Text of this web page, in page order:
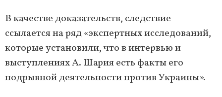
В качестве доказательств, следствие
ссылается на ряд «экспертных исследований,
которые установили, что в интервью и
выступлениях А. Шария есть факты его
подрывной деятельности против Украины».